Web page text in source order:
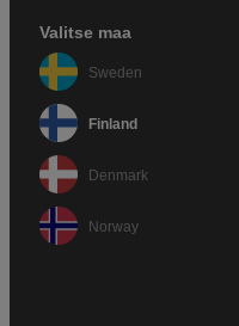
Valitse maa
Sweden
Finland
Denmark
Norway